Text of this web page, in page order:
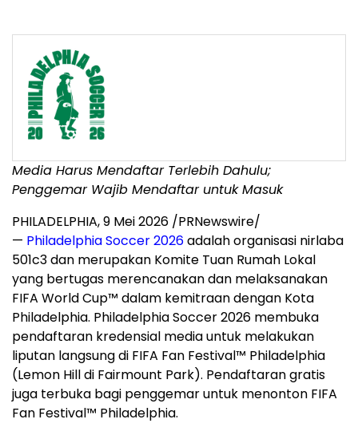
Media Harus Mendaftar Terlebih Dahulu;
Penggemar Wajib Mendaftar untuk Masuk
PHILADELPHIA,9 Mei 2026 /PRNewswire/
— Philadelphia Soccer 2026adalah organisasi nirlaba
501c3 dan merupakan Komite Tuan Rumah Lokal
yang bertugas merencanakan dan melaksanakan
FIFA World Cup™ dalam kemitraan dengan Kota
Philadelphia. Philadelphia Soccer 2026 membuka
pendaftaran kredensial media untuk melakukan
liputan langsung di FIFA Fan Festival™ Philadelphia
(Lemon Hill di Fairmount Park). Pendaftaran gratis
juga terbuka bagi penggemar untuk menonton FIFA
Fan Festival™ Philadelphia.